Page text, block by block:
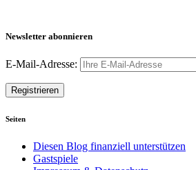
Newsletter abonnieren
E-Mail-Adresse:
Seiten
Diesen Blog finanziell unterstützen
Gastspiele